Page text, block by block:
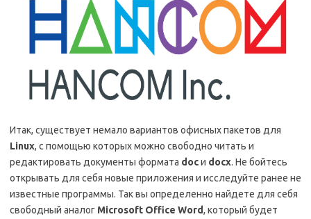
Итак, существует немало вариантов офисных пакетов для
Linux, с помощью которых можно свободно читать и
редактировать документы формата docи docx. Не бойтесь
открывать для себя новые приложения и исследуйте ранее не
известные программы. Так вы определенно найдете для себя
свободный аналог Microsoft Office Word, который будет